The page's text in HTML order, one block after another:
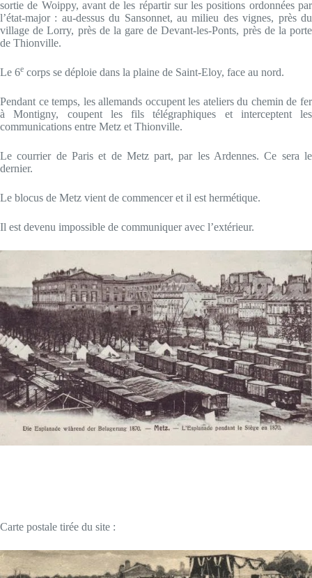
sortie de Woippy, avant de les répartir sur les positions ordonnées par
l’état-major : au-dessus du Sansonnet, au milieu des vignes, près du
village de Lorry, près de la gare de Devant-les-Ponts, près de la porte
de Thionville.
Le 6e corps se déploie dans la plaine de Saint-Eloy, face au nord.
Pendant ce temps, les allemands occupent les ateliers du chemin de fer
à Montigny, coupent les fils télégraphiques et interceptent les
communications entre Metz et Thionville.
Le courrier de Paris et de Metz part, par les Ardennes. Ce sera le
dernier.
Le blocus de Metz vient de commencer et il est hermétique.
Il est devenu impossible de communiquer avec l’extérieur.
Carte postale tirée du site :